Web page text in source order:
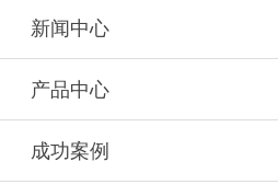
新闻中心
产品中心
成功案例